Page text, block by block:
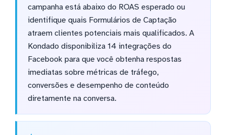
campanha está abaixo do ROAS esperado ou
identifique quais Formulários de Captação
atraem clientes potenciais mais qualificados. A
Kondado disponibiliza 14 integrações do
Facebook para que você obtenha respostas
imediatas sobre métricas de tráfego,
conversões e desempenho de conteúdo
diretamente na conversa.